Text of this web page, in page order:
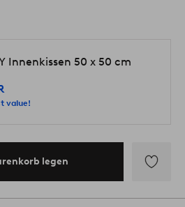
Innenkissen 50 x 50 cm
value!
legen
Favoriten